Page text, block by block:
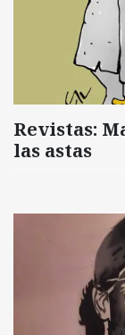
Revistas:
las astas